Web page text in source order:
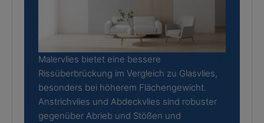
Malervlies bietet eine bessere
Rissüberbrückung im Vergleich zu Glasvlies,
besonders bei höherem Flächengewicht.
Anstrichvlies und Abdeckvlies sind robuster
gegenüber Abrieb und Stößen und